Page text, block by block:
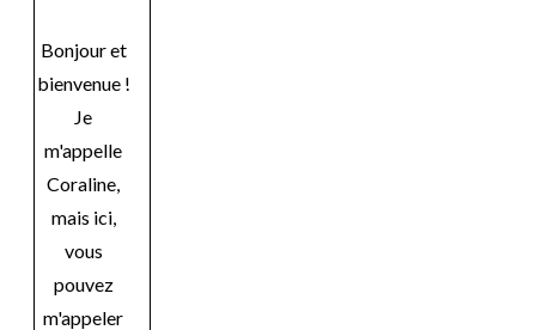
Bonjour et
bienvenue !
Je
m'appelle
Coraline,
mais ici,
vous
pouvez
m'appeler